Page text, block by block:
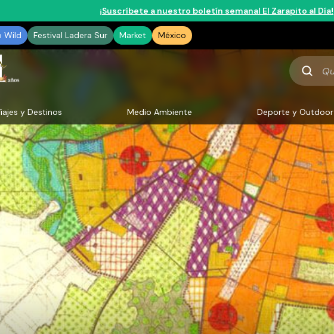
¡Suscríbete a nuestro boletín semanal El Zarapito al Día!
Wild Festival Ladera Sur Market México
Qué
buscas
y Destinos Medio Ambiente Deporte y Outdoor